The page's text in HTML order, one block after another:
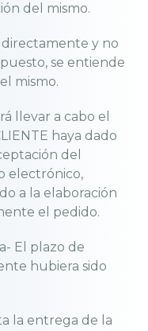
del mismo.
directamente y no
se entiende
mismo.
llevar a cabo el
haya dado
del
electrónico,
a la elaboración
el pedido.
El plazo de
hubiera sido
la entrega de la